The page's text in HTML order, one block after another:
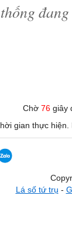
Chờ 76 giây
gian thực
Lá số tứ trụ -